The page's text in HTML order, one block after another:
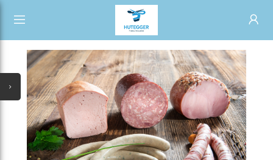
START
SHOP
NEUESTE UPDATES
SONDERANGEBOTE
AUSVERKAUF
TÄGLICHE ANGEBOTE
ALLE KATEGORIEN
ALLE VERKÄUFER